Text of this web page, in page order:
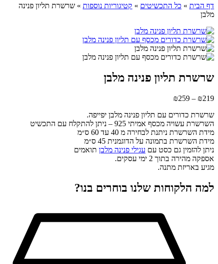
דף הבית » כל התכשיטים » קטיגוריות נוספות » שרשרת תליון פנינה
מלבן
שרשרת תליון פנינה מלבן
₪219
–
₪259
עד
שרשרת כדורים עם תליון פנינה מלבן יפייפה.
השרשרת עשויה מכסף אמיתי 925 – ניתן להתקלח עם התכשיט
מידת השרשרת ניתנת לבחירה מ 40 עד 60 ס״מ
מידת השרשרת בתמונה על הדוגמנית 45 ס״מ
ניתן להזמין גם כסט עם עגילי פנינה מלבן תואמים
אספקה מהירה בתוך 2 ימי עסקים.
מגיע באריזת מתנה.
למה הלקוחות שלנו בוחרים בנו?